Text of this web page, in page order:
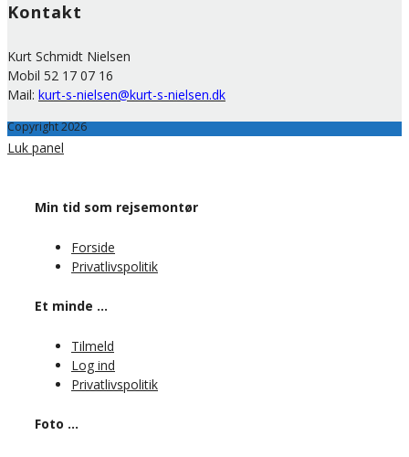
Kontakt
Kurt Schmidt Nielsen
Mobil 52 17 07 16
Mail: kurt-s-nielsen@kurt-s-nielsen.dk
Copyright 2026
Luk panel
Min tid som rejsemontør
Forside
Privatlivspolitik
Et minde …
Tilmeld
Log ind
Privatlivspolitik
Foto …